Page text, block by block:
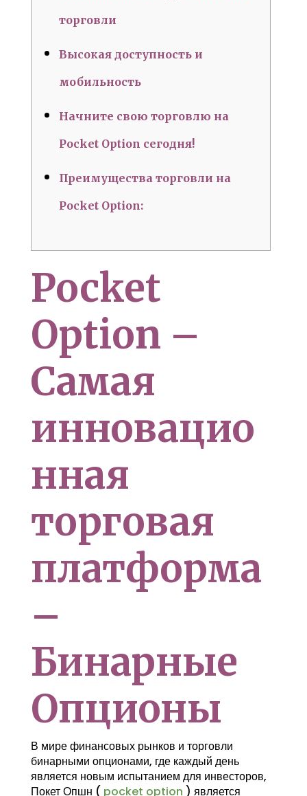
торговли
Высокая доступность и
мобильность
Начните свою торговлю на
Pocket Option сегодня!
Преимущества торговли на
Pocket Option:
Pocket
Option –
Самая
инновацио
нная
торговая
платформа
–
Бинарные
Опционы
В мире финансовых рынков и торговли
бинарными опционами, где каждый день
является новым испытанием для инвесторов,
Покет Опшн ( pocket option ) является